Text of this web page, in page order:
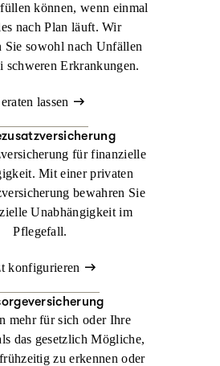
können, wenn einmal
nach Plan läuft. Wir
Sie sowohl nach Unfällen
schweren Erkrankungen.
lassen
für finanzielle
Mit einer privaten
bewahren Sie
Unabhängigkeit im
Pflegefall.
konfigurieren
mehr für sich oder Ihre
das gesetzlich Mögliche,
zu erkennen oder